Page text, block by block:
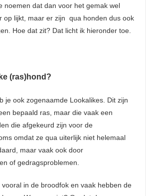
noemen dat dan voor het gemak wel
op lijkt, maar er zijn qua honden dus ook
Hoe dat zit? Dat licht ik hieronder toe.
(ras)hond?
je ook zogenaamde Lookalikes. Dit zijn
bepaald ras, maar die vaak een
die afgekeurd zijn voor de
omdat ze qua uiterlijk niet helemaal
maar vaak ook door
of gedragsproblemen.
in de broodfok en vaak hebben de